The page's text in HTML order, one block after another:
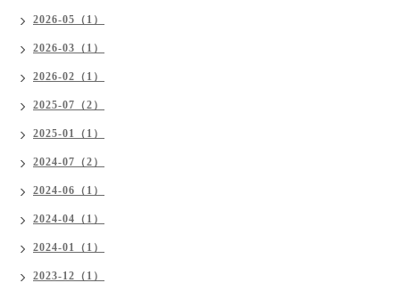
2026-05（1）
2026-03（1）
2026-02（1）
2025-07（2）
2025-01（1）
2024-07（2）
2024-06（1）
2024-04（1）
2024-01（1）
2023-12（1）